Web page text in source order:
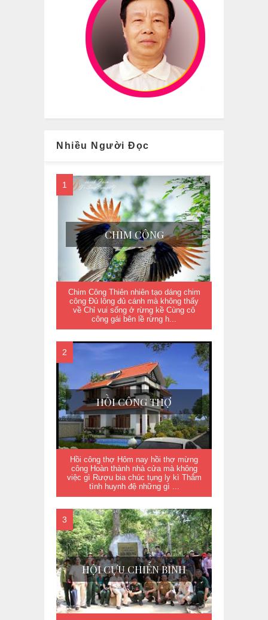
Nhiều Người Đọc
CHIM CÔNG
Chim Công Thiên nhiên tạo dáng chim
công Đủ lông đủ cánh mà không thấy
về Chỉ vui sống ở rừng kề Cùng cô
công gái bên lề rừng h...
HỒI CÔNG THỢ
Hồi công thợ Hôm nay hồi thợ mừng
công Hoàn thành nhà cửa mà không
việc gì Rượu bia chúc tụng ly kì Thắm
tình huynh đệ những gì ...
HỘI CỰU CHIẾN BINH